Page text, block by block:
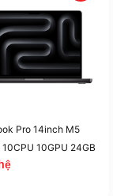
chất lượng âm
Pro 14inch M5
10GPU 24GB